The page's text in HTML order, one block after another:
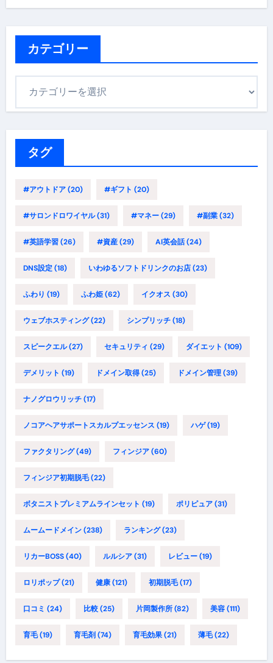
カテゴリー
タグ
#アウトドア(20) #ギフト (20)
#サロンドロワイヤル(31) #マネー(29) #副業(32)
#英語学習(26) #資産(29) AI英会話(24)
DNS設定(18) いわゆるソフトドリンクのお店(23)
ふわり (19) ふわ姫(62) イクオス (30)
ウェブホスティング(22) シンプリッチ(18)
スピークエル(27) セキュリティ (29) ダイエット (109)
デメリット (19) ドメイン取得(25) ドメイン管理(39)
ナノグロウリッチ(17)
ノコアヘアサポートスカルプエッセンス (19) ハゲ(19)
ファクタリング(49) フィンジア(60)
フィンジア初期脱毛(22)
ボタニストプレミアムラインセット (19) ポリピュア(31)
ムームードメイン(238) ランキング(23)
リカーBOSS(40) ルルシア(31) レビュー(19)
ロリポップ(21) 健康(121) 初期脱毛(17)
口コミ (24) 比較(25) 片岡製作所(82) 美容(111)
育毛(19) 育毛剤 (74) 育毛効果(21) 薄毛(22)